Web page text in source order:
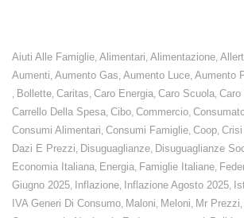
Aiuti Alle Famiglie, Alimentari, Alimentazione,
Aumenti, Aumento Gas, Aumento Luce, Aumento
, Bollette, Caritas, Caro Energia, Caro Scuola, Caro
Carrello Della Spesa, Cibo, Commercio,
Consumi Alimentari, Consumi Famiglie, Coop,
Dazi E Prezzi, Disuguaglianze, Disuguaglianze
Economia Italiana, Energia, Famiglie Italiane,
Giugno 2025, Inflazione, Inflazione Agosto 2025,
IVA Generi Di Consumo, Maloni, Meloni, Mr Prezzi,